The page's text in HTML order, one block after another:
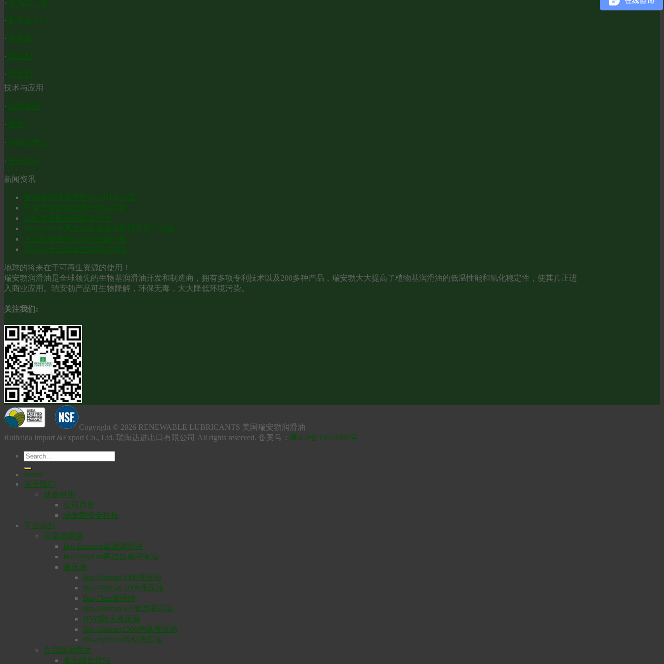
· 金属加工液
· 船用油/VGP
· 车用油
· 添加剂
· 清洗剂
技术与应用
· 成功案例
· 新闻
· 实验室信息
· 安全科技
新闻资讯
食品级润滑油通过KOSHER认证
环保无毒的钢丝绳润滑油方案
高粘度指数的节能润滑油
Bio-Extreme高温链条油成功应用于多个行业
不是所有生物基润滑油都一样
我们为什么选择生物基润滑油
地球的将来在于可再生资源的使用！
瑞安勃润滑油是全球领先的生物基润滑油开发和制造商，拥有多项专利技术以及200多种产品，瑞安勃大大提高了植物基润滑油的低温性能和氧化稳定性，使其真正进
入商业应用。瑞安勃产品可生物降解，环保无毒，大大降低环境污染。
关注我们:
Copyright © 2026 RENEWABLE LUBRICANTS 美国瑞安勃润滑油
Ruihaida Import &Export Co., Ltd. 瑞海达进出口有限公司 All rights reserved. 备案号： 粤ICP备13053483号
Home
关于我们
使命申明
公司历史
瑞安勃安全科技
工业油品
高温润滑油
Bio-Extreme高温润滑油
Bio-SynXtra高温链条润滑油
液压油
Bio-Ultimax1000液压油
Bio-Ultimax 2000液压油
Bio-Fleet液压油
Bio-Ultimax LT低温液压油
HVO防火液压油
Bio-Ultimax1500绝缘液压油
Bio-SynXtra传动液压油
食品级润滑油
食品级齿轮油